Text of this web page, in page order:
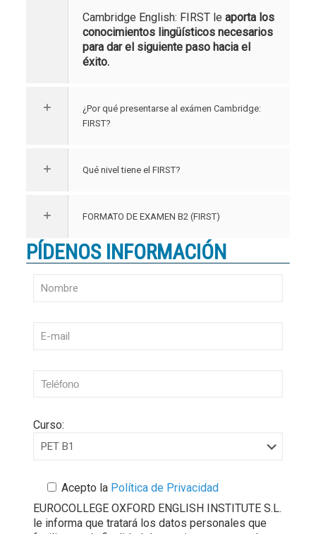
Cambridge English: FIRST le aporta los
conocimientos lingüísticos necesarios
para dar el siguiente paso hacia el
éxito.
¿Por qué presentarse al exámen Cambridge:
FIRST?
Qué nivel tiene el FIRST?
FORMATO DE EXAMEN B2 (FIRST)
PÍDENOS INFORMACIÓN
Curso:
Acepto laPolítica de Privacidad
EUROCOLLEGE OXFORD ENGLISH INSTITUTE S.L.
le informa que tratará los datos personales que